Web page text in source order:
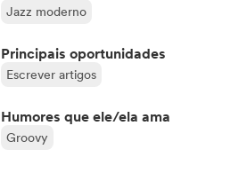
Jazz moderno
Principais oportunidades
Escrever artigos
Humores que ele/ela ama
Groovy